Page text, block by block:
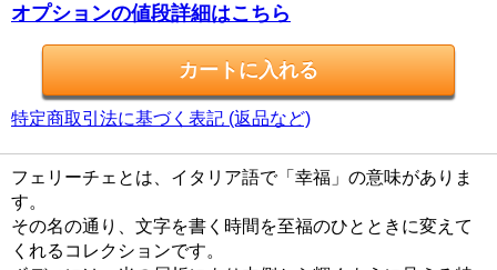
オプションの値段詳細はこちら
特定商取引法に基づく表記 (返品など)
フェリーチェとは、イタリア語で「幸福」の意味がありま
す。
その名の通り、文字を書く時間を至福のひとときに変えて
くれるコレクションです。